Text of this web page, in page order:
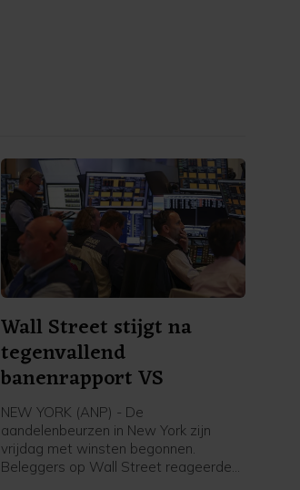
Wall Street stijgt na
tegenvallend
banenrapport VS
NEW YORK (ANP) - De
aandelenbeurzen in New York zijn
vrijdag met winsten begonnen.
Beleggers op Wall Street reageerden